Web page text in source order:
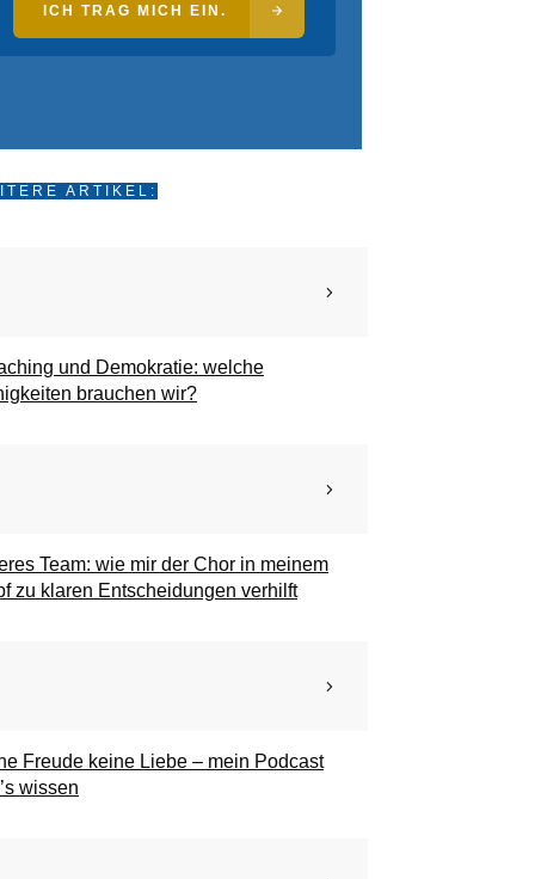
ICH TRAG MICH EIN.
ARTIKEL:
und Demokratie: welche
brauchen wir?
Team: wie mir der Chor in meinem
zu klaren Entscheidungen verhilft
Freude keine Liebe – mein Podcast
wissen